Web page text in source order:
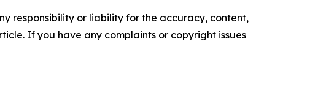
responsibility or liability for the accuracy, content,
If you have any complaints or copyright issues